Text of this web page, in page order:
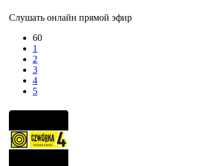
Слушать онлайн прямой эфир
60
1
2
3
4
5